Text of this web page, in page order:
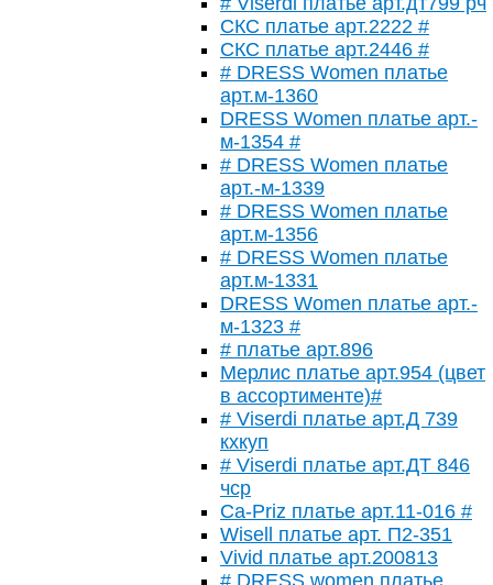
СКС платье арт.2222 #
СКС платье арт.2446 #
# DRESS Women платье
арт.м-1360
DRESS Women платье арт.-
м-1354 #
# DRESS Women платье
арт.-м-1339
# DRESS Women платье
арт.м-1356
# DRESS Women платье
арт.м-1331
DRESS Women платье арт.-
м-1323 #
# платье арт.896
Мерлис платье арт.954 (цвет
в ассортименте)#
# Viserdi платье арт.Д 739
кхкуп
# Viserdi платье арт.ДТ 846
чср
Ca-Priz платье арт.11-016 #
Wisell платье арт. П2-351
Vivid платье арт.200813
# DRESS women платье